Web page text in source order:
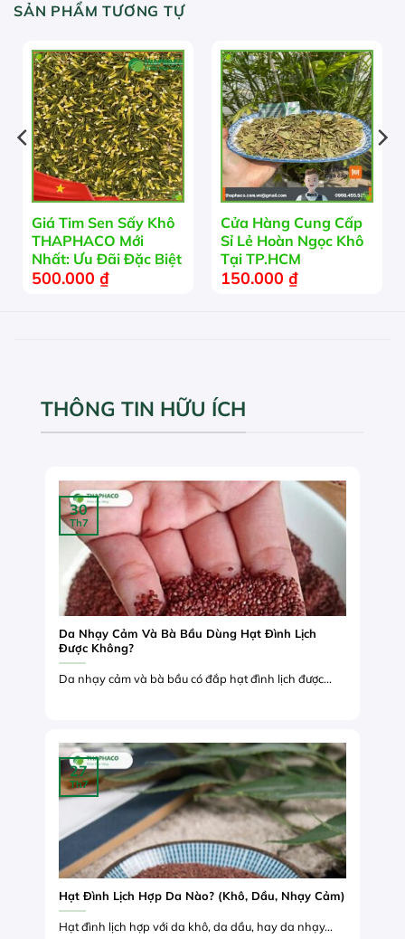
SẢN PHẨM TƯƠNG TỰ
Giá Tim Sen Sấy Khô
THAPHACO Mới
Nhất: Ưu Đãi Đặc Biệt
500.000 ₫
Cửa Hàng Cung Cấp
Sỉ Lẻ Hoàn Ngọc Khô
Tại TP.HCM
150.000 ₫
THÔNG TIN HỮU ÍCH
Da Nhạy Cảm Và Bà Bầu Dùng Hạt Đình Lịch
Được Không?
Da nhạy cảm và bà bầu có đắp hạt đình lịch được...
30
Th7
Hạt Đình Lịch Hợp Da Nào? (Khô, Dầu, Nhạy Cảm)
Hạt đình lịch hợp với da khô, da dầu, hay da nhạy...
27
Th7